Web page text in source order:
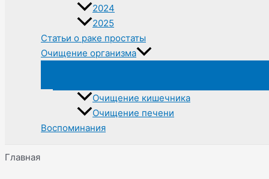
2024
2025
Статьи о раке простаты
Очищение организма
Очищение кишечника
Очищение печени
Воспоминания
Главная